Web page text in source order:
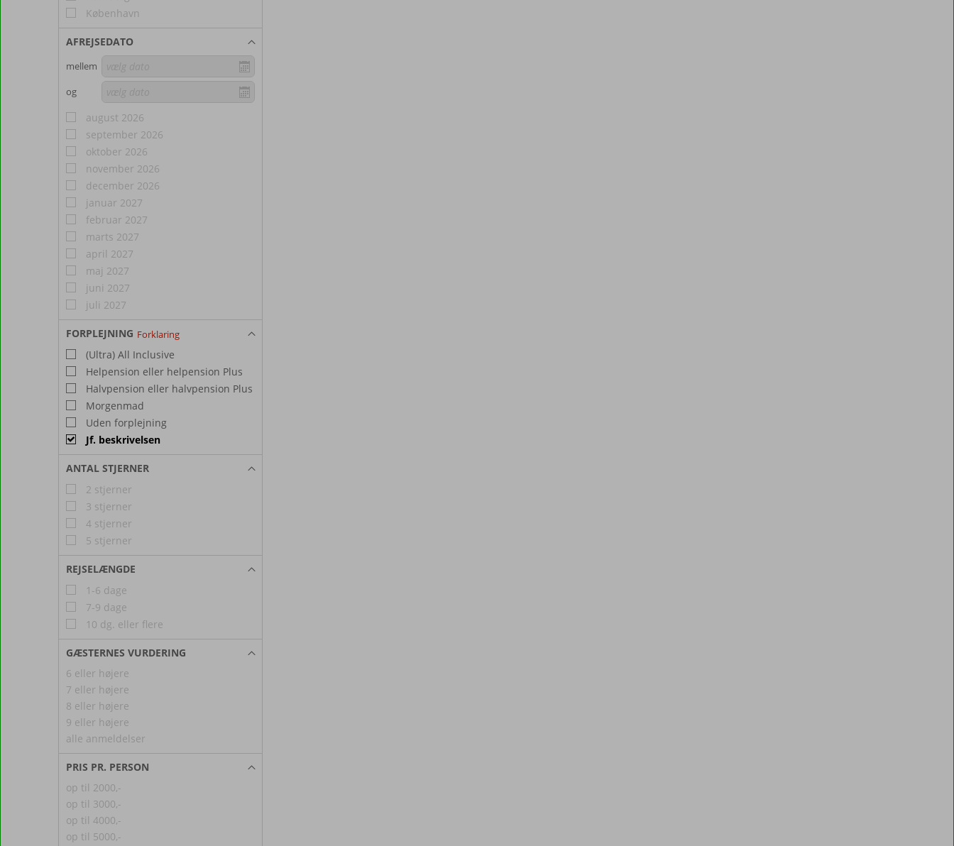
København
AFREJSEDATO
mellem
og
august 2026
september 2026
oktober 2026
november 2026
december 2026
januar 2027
februar 2027
marts 2027
april 2027
maj 2027
juni 2027
juli 2027
FORPLEJNING Forklaring
(Ultra) All Inclusive
Helpension eller helpension Plus
Halvpension eller halvpension Plus
Morgenmad
Uden forplejning
Jf. beskrivelsen
ANTAL STJERNER
2 stjerner
3 stjerner
4 stjerner
5 stjerner
REJSELÆNGDE
1-6 dage
7-9 dage
10 dg. eller flere
GÆSTERNES VURDERING
6 eller højere
7 eller højere
8 eller højere
9 eller højere
alle anmeldelser
PRIS PR. PERSON
op til 2000,-
op til 3000,-
op til 4000,-
op til 5000,-